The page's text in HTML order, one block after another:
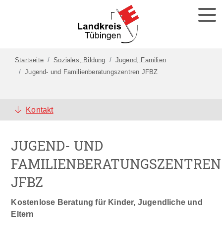
Startseite Soziales, Bildung
Jugend, Familien
Jugend- und Familienberatungszentren JFBZ
Kontakt
JUGEND- UND
FAMILIENBERATUNGSZENTREN
JFBZ
Kostenlose Beratung für Kinder, Jugendliche und
Eltern